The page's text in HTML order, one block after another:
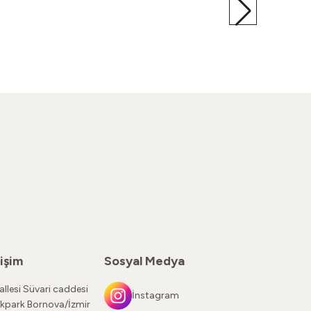
80'ler Kemik Çerçeve
860,00TL
Süvari caddesi
Bornova/İzmir
Sosyal Medya
İnstagram